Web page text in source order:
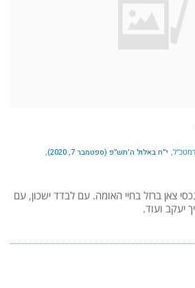
י״ח באלול ה׳תש״פ (ספטמבר 7, 2020)
צאן ברזל בחיי האומה. עם לבדד ישכון, עם
יעקב ועוד.